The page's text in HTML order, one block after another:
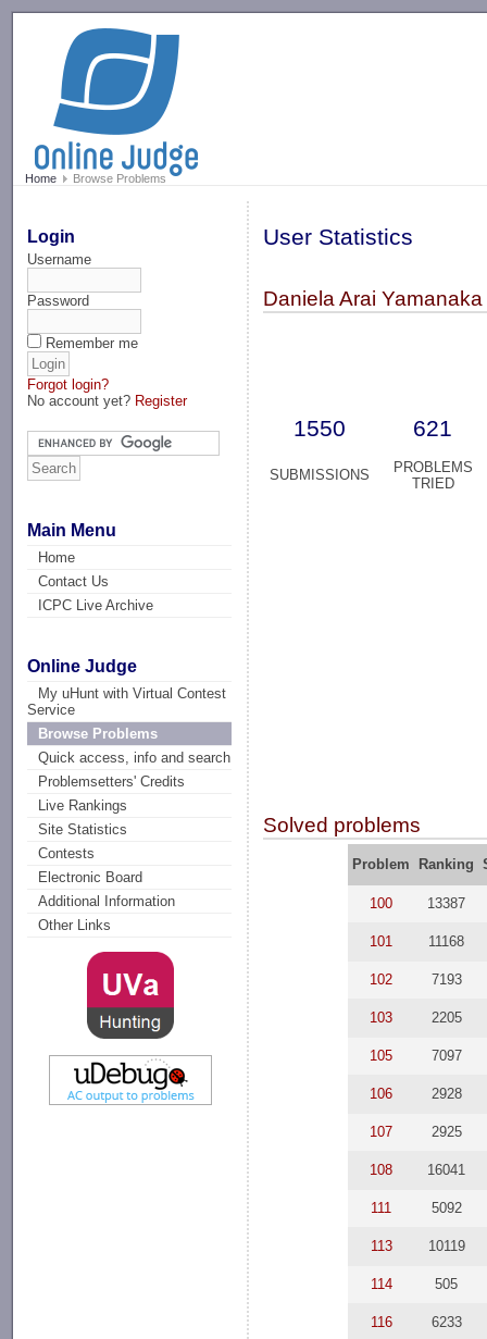
Home Browse Problems
Login
Username
Password
Remember me
Forgot login?
No account yet? Register
Main Menu
Home
Contact Us
ICPC Live Archive
Online Judge
My uHunt with Virtual Contest
Service
Browse Problems
Quick access, info and search
Problemsetters' Credits
Live Rankings
Site Statistics
Contests
Electronic Board
Additional Information
Other Links
User Statistics
Daniela Arai
1550 621
SUBMISSIONS
PROBLEMS
TRIED
Solved problems
Problem Ranking
100 13387
101 11168
102 7193
103 2205
105 7097
106 2928
107 2925
108 16041
111 5092
113 10119
114 505
116 6233